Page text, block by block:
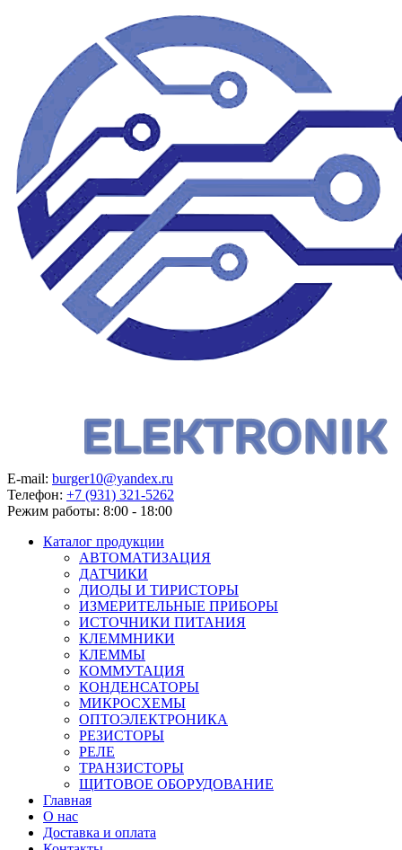
E-mail: burger10@yandex.ru
Телефон: +7 (931) 321-5262
Режим работы: 8:00 - 18:00
Каталог продукции
АВТОМАТИЗАЦИЯ
ДАТЧИКИ
ДИОДЫ И ТИРИСТОРЫ
ИЗМЕРИТЕЛЬНЫЕ ПРИБОРЫ
ИСТОЧНИКИ ПИТАНИЯ
КЛЕММНИКИ
КЛЕММЫ
КОММУТАЦИЯ
КОНДЕНСАТОРЫ
МИКРОСХЕМЫ
ОПТОЭЛЕКТРОНИКА
РЕЗИСТОРЫ
РЕЛЕ
ТРАНЗИСТОРЫ
ЩИТОВОЕ ОБОРУДОВАНИЕ
Главная
О нас
Доставка и оплата